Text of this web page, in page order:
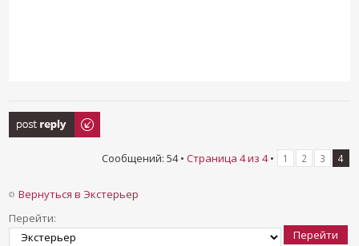
Ответить
Сообщений: 54 • Страница 4из 4• 1 2 3 4
Вернуться в Экстерьер
Перейти: